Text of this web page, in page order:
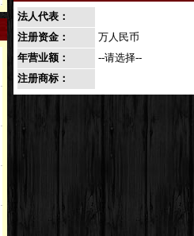
法人代表：
注册资金：
万人民币
年营业额：
--请选择--
注册商标：